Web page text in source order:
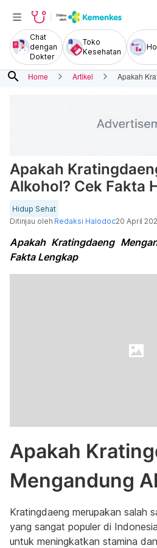
Chat
dengan
Dokter
Toko
Kesehatan
search Home Artikel Apakah
Apakah
Alkohol? Cek Fakta
Hidup Sehat
Ditinjau oleh Redaksi Halodoc20 April
Apakah Kratingdaeng
Fakta Lengkap
Apakah
Mengandung
Kratingdaeng merupakan salah
yang sangat populer di
untuk meningkatkan stamina